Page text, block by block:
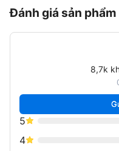
Với thiết kế hiện đại và
inch, X10 Ultra 5G mang
màu sắc sống động. Kích
thông báo, tin nhắn và
điện thoại. Màn hình cũng
thao tác mượt mà, không
Hiệu Năng Mạnh Mẽ
Đánh giá sản phẩm
8,7k
5
4